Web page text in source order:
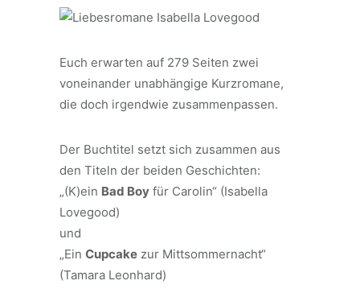
Euch erwarten auf 279 Seiten zwei
voneinander unabhängige Kurzromane,
die doch irgendwie zusammenpassen.
Der Buchtitel setzt sich zusammen aus
den Titeln der beiden Geschichten:
„(K)ein Bad Boy für Carolin“ (Isabella
Lovegood)
und
„Ein Cupcake zur Mittsommernacht“
(Tamara Leonhard)